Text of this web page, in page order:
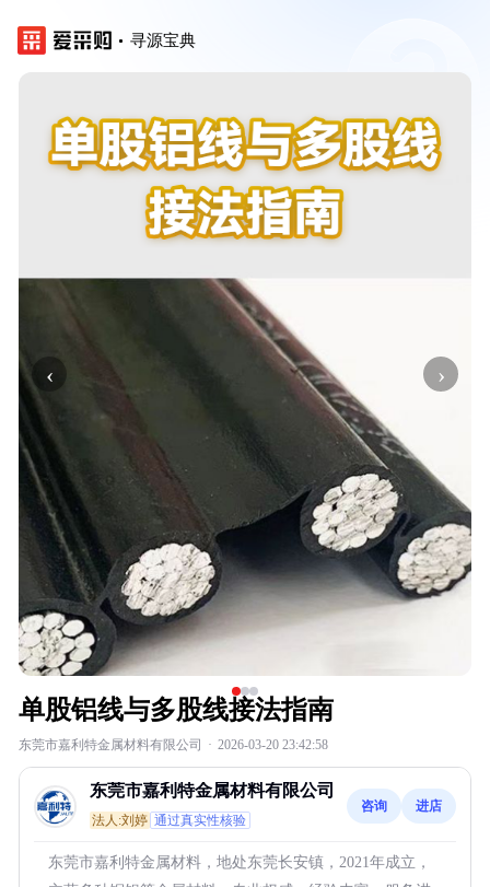
寻源宝典
‹ ›
单股铝线与多股线接法指南
东莞市嘉利特金属材料有限公司 · 2026-03-20 23:42:58
东莞市嘉利特金属材料有限公司
法人:刘婷 通过真实性核验
咨询 进店
东莞市嘉利特金属材料，地处东莞长安镇，2021年成立，